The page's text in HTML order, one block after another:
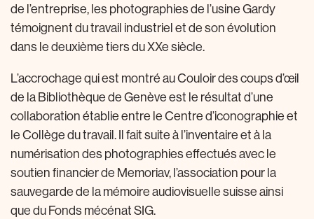
de l’entreprise, les photographies de l’usine Gardy
témoignent du travail industriel et de son évolution
dans le deuxième tiers du XXe siècle.
L’accrochage qui est montré au Couloir des coups d’œil
de la Bibliothèque de Genève est le résultat d’une
collaboration établie entre le Centre d’iconographie et
le Collège du travail. Il fait suite à l’inventaire et à la
numérisation des photographies effectués avec le
soutien financier de Memoriav, l’association pour la
sauvegarde de la mémoire audiovisuelle suisse ainsi
que du Fonds mécénat SIG.